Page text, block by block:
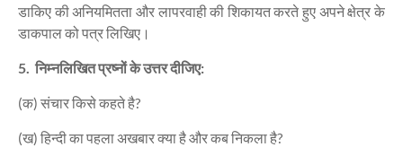
डाकिए की अनियमितता और लापरवाही की शिकायत करते हुए अपने क्षेत्र के
डाकपाल को पत्र लिखिए।
5. निम्नलिखित प्रष्नों के उत्तर दीजिए:
(क) संचार किसे कहते है?
(ख) हिन्दी का पहला अखबार क्या है और कब निकला है?